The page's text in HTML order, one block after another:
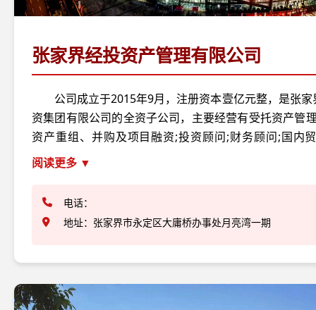
张家界经投资产管理有限公司
公司成立于2015年9月，注册资本壹亿元整，是张
资集团有限公司的全资子公司，主要经营有受托资产管
资产重组、并购及项目融资;投资顾问;财务顾问;国内
业。涉及殡葬业、旅游业、体育业、建筑渣土弃置场
阅读更多 ▼
电话：
地址：张家界市永定区大庸桥办事处月亮湾一期